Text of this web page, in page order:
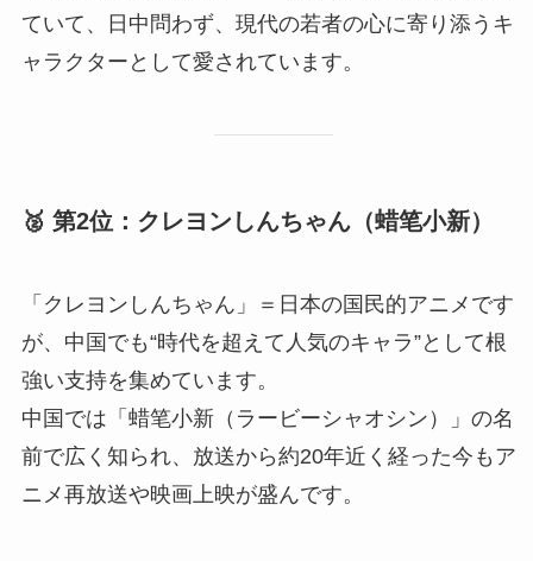
ていて、日中問わず、現代の若者の心に寄り添うキ
ャラクターとして愛されています。
🥈 第2位：クレヨンしんちゃん（蜡笔小新）
「クレヨンしんちゃん」＝日本の国民的アニメです
が、中国でも“時代を超えて人気のキャラ”として根
強い支持を集めています。
中国では「蜡笔小新（ラービーシャオシン）」の名
前で広く知られ、放送から約20年近く経った今もア
ニメ再放送や映画上映が盛んです。